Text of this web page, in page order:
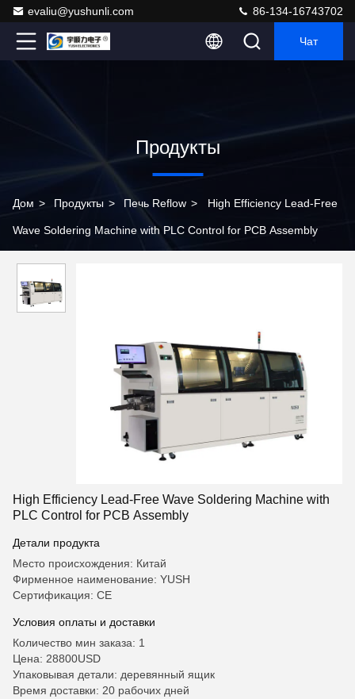
evaliu@yushunli.com 86-134-16743702
Чат
Продукты
Дом > Продукты > Печь Reflow > High Efficiency Lead-Free
Wave Soldering Machine with PLC Control for PCB Assembly
High Efficiency Lead-Free Wave Soldering Machine with
PLC Control for PCB Assembly
Детали продукта
Место происхождения: Китай
Фирменное наименование: YUSH
Сертификация: CE
Условия оплаты и доставки
Количество мин заказа: 1
Цена: 28800USD
Упаковывая детали: деревянный ящик
Время доставки: 20 рабочих дней